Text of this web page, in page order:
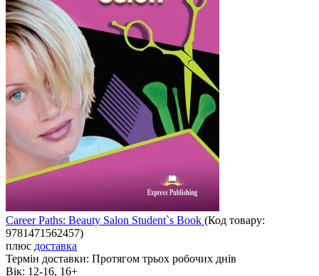
Career Paths: Beauty Salon Student`s Book (Код товару:
9781471562457)
плюс доставка
Термін доставки: Протягом трьох робочих днів
Вік: 12-16, 16+